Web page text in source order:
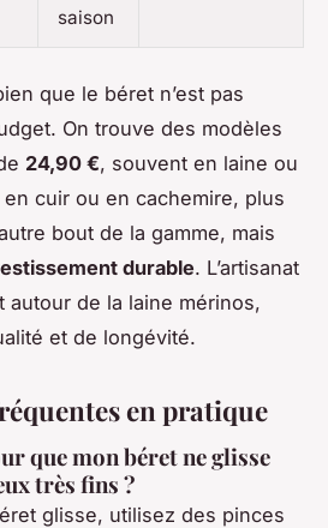
saison
que le béret n’est pas
On trouve des modèles
24,90 €, souvent en laine ou
cuir ou en cachemire, plus
bout de la gamme, mais
durable. L’artisanat
autour de la laine mérinos,
et de longévité.
en pratique
que mon béret ne glisse
très fins ?
glisse, utilisez des pinces